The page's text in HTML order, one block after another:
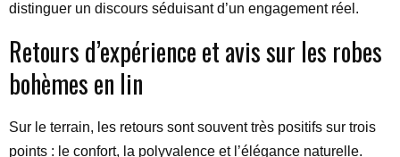
distinguer un discours séduisant d’un engagement réel.
Retours d’expérience et avis sur les robes
bohèmes en lin
Sur le terrain, les retours sont souvent très positifs sur trois
points : le confort, la polyvalence et l’élégance naturelle.